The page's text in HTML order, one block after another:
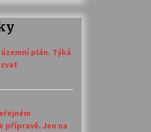
plán. Týká
přípravě. Jen na